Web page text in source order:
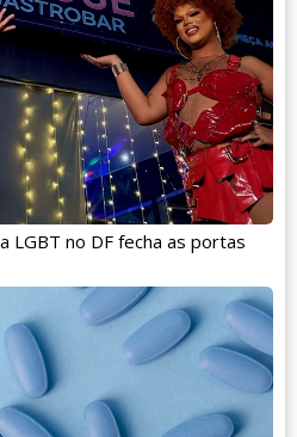
LGBT no DF fecha as portas